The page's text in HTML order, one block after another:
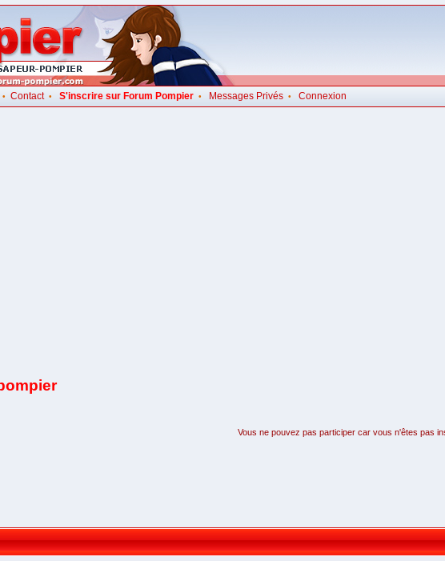
Contact• S'inscrire sur Forum Pompier• Messages Privés• Connexion
Vous ne pouvez pas participer car vous n'êtes pas